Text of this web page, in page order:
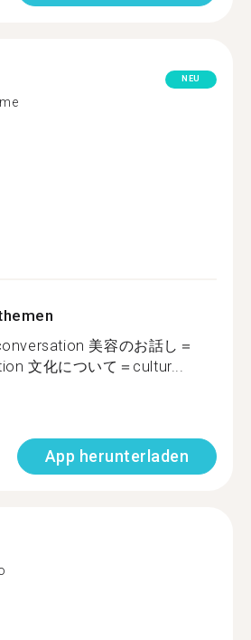
NEU
美容のお話し＝
文化について＝cultur...
App herunterladen